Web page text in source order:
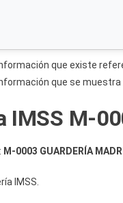
que existe
que se
IMSS M-
M-0003 GUARDERÍA
IMSS.